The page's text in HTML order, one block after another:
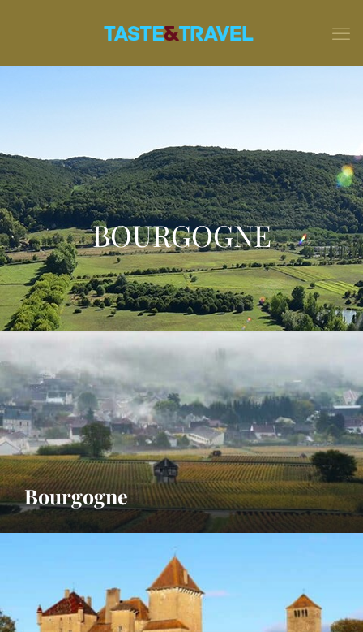
BOURGOGNE
Bourgogne